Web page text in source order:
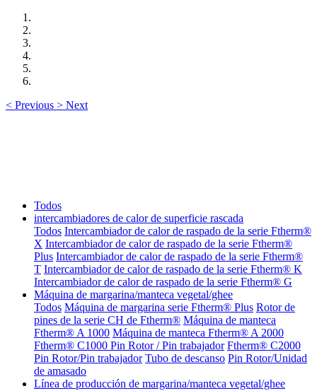
< Previous > Next
Todos
intercambiadores de calor de superficie rascada
Todos Intercambiador de calor de raspado de la serie Ftherm®
X Intercambiador de calor de raspado de la serie Ftherm®
Plus Intercambiador de calor de raspado de la serie Ftherm®
T Intercambiador de calor de raspado de la serie Ftherm® K
Intercambiador de calor de raspado de la serie Ftherm® G
Máquina de margarina/manteca vegetal/ghee
Todos Máquina de margarina serie Ftherm® Plus Rotor de
pines de la serie CH de Ftherm® Máquina de manteca
Ftherm® A 1000 Máquina de manteca Ftherm® A 2000
Ftherm® C1000 Pin Rotor / Pin trabajador Ftherm® C2000
Pin Rotor/Pin trabajador Tubo de descanso Pin Rotor/Unidad
de amasado
Línea de producción de margarina/manteca vegetal/ghee